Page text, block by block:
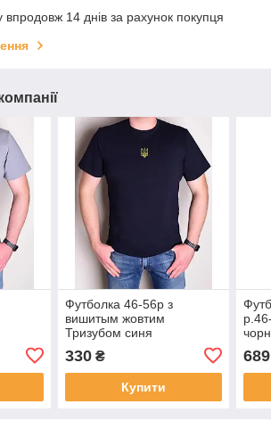
14 днів за рахунок покупця
Футболка 46-56р з
вишитым жовтим
Тризубом синя
330₴
Купити
689